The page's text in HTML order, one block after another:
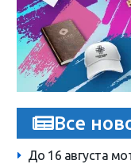
Все
До 16 августа